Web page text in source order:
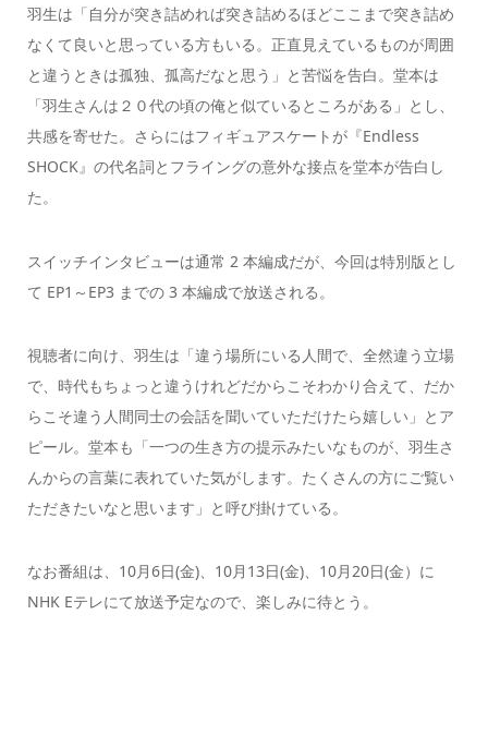
羽生は「自分が突き詰めれば突き詰めるほどここまで突き詰め
なくて良いと思っている方もいる。正直見えているものが周囲
と違うときは孤独、孤高だなと思う」と苦悩を告白。堂本は
「羽生さんは２０代の頃の俺と似ているところがある」とし、
共感を寄せた。さらにはフィギュアスケートが『Endless
SHOCK』の代名詞とフライングの意外な接点を堂本が告白し
た。
スイッチインタビューは通常 2 本編成だが、今回は特別版とし
て EP1～EP3 までの 3 本編成で放送される。
視聴者に向け、羽生は「違う場所にいる人間で、全然違う立場
で、時代もちょっと違うけれどだからこそわかり合えて、だか
らこそ違う人間同士の会話を聞いていただけたら嬉しい」とア
ピール。堂本も「一つの生き方の提示みたいなものが、羽生さ
んからの言葉に表れていた気がします。たくさんの方にご覧い
ただきたいなと思います」と呼び掛けている。
なお番組は、10月6日(金)、10月13日(金)、10月20日(金）に
NHK Eテレにて放送予定なので、楽しみに待とう。